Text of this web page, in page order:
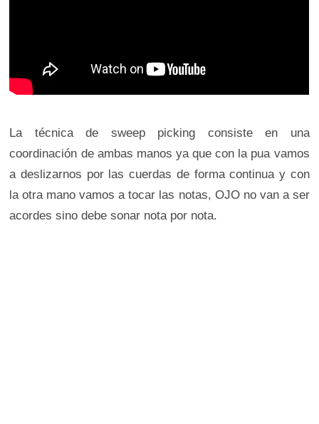
La técnica de sweep picking consiste en una
coordinación de ambas manos ya que con la pua vamos
a deslizarnos por las cuerdas de forma continua y con
la otra mano vamos a tocar las notas, OJO no van a ser
acordes sino debe sonar nota por nota.